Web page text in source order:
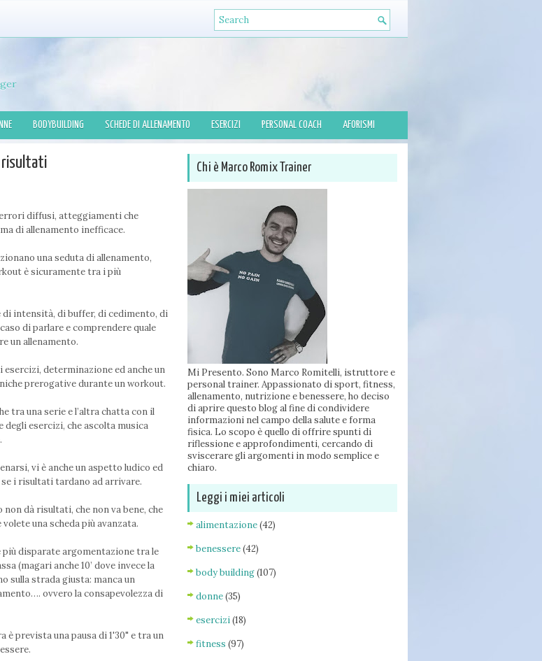
BODYBUILDING SCHEDE DI ALLENAMENTO ESERCIZI PERSONAL COACH AFORISMI
risultati
diffusi, atteggiamenti che
di allenamento inefficace.
una seduta di allenamento,
è sicuramente tra i più
intensità, di buffer, di cedimento, di
di parlare e comprendere quale
un allenamento.
determinazione ed anche un
prerogative durante un workout.
tra una serie e l’altra chatta con il
degli esercizi, che ascolta musica
vi è anche un aspetto ludico ed
i risultati tardano ad arrivare.
dà risultati, che non va bene, che
una scheda più avanzata.
disparate argomentazione tra le
(magari anche 10’ dove invece la
sulla strada giusta: manca un
ovvero la consapevolezza di
è prevista una pausa di 1'30" e tra un
Chi è Marco Romix Trainer
Mi Presento. Sono Marco Romitelli, istruttore e
personal trainer. Appassionato di sport, fitness,
allenamento, nutrizione e benessere, ho deciso
di aprire questo blog al fine di condividere
informazioni nel campo della salute e forma
fisica. Lo scopo è quello di offrire spunti di
riflessione e approfondimenti, cercando di
sviscerare gli argomenti in modo semplice e
chiaro.
Leggi i miei articoli
alimentazione(42)
benessere(42)
body building(107)
donne(35)
esercizi(18)
fitness (97)